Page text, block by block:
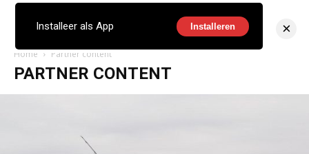
Home Partner content
PARTNER CONTENT
Installeer als App Installeren ×